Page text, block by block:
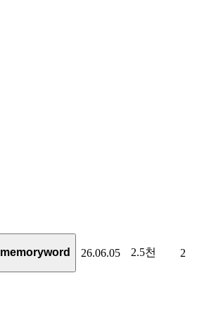
memoryword 26.06.05 2.5천 2